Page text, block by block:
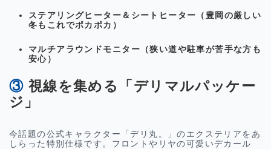
ステアリングヒーター＆シートヒーター （豊岡の厳しい
冬もこれでポカポカ）
マルチアラウンドモニター （狭い道や駐車が苦手な方も
安心）
③ 視線を集める「デリマルパッケー
ジ」
今話題の公式キャラクター「デリ丸。」のエクステリアをあ
しらった特別仕様です。フロントやリヤの可愛いデカール